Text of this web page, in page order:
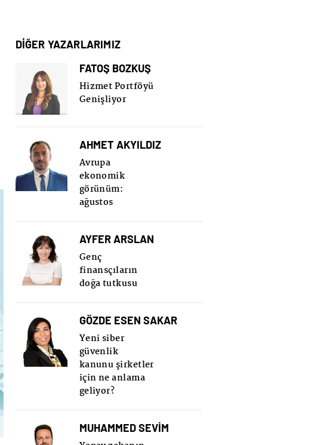
DİĞER YAZARLARIMIZ
FATOŞ BOZKUŞ
Hizmet Portföyü
Genişliyor
AHMET AKYILDIZ
Avrupa
ekonomik
görünüm:
ağustos
AYFER ARSLAN
Genç
finansçıların
doğa tutkusu
GÖZDE ESEN SAKAR
Yeni siber
güvenlik
kanunu şirketler
için ne anlama
geliyor?
MUHAMMED SEVİM